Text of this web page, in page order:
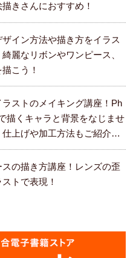
きさんにおすすめ！
ザイン方法や描き方をイラス
綺麗なリボンやワンピース、
こう！
ラストのメイキング講座！Ph
描くキャラと背景をなじませ
仕上げや加工方法もご紹介し
の描き方講座！レンズの歪
トで表現！